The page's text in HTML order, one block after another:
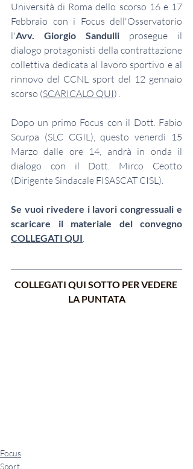
Università di Roma dello scorso 16 e 17
Febbraio con i Focus dell'Osservatorio
l'Avv. Giorgio Sandulli prosegue il
dialogo protagonisti della contrattazione
collettiva dedicata al lavoro sportivo e al
rinnovo del CCNL sport del 12 gennaio
scorso (SCARICALO QUI) .
Dopo un primo Focus con il Dott. Fabio
Scurpa (SLC CGIL), questo venerdì 15
Marzo dalle ore 14, andrà in onda il
dialogo con il Dott. Mirco Ceotto
(Dirigente Sindacale FISASCAT CISL).
Se vuoi rivedere i lavori congressuali e
COLLEGATI QUI.
COLLEGATI QUI SOTTO PER VEDERE
LA PUNTATA
Focus
Sport